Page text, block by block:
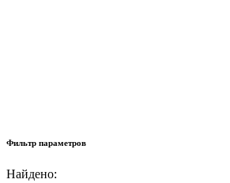
Фильтр параметров
Найдено: